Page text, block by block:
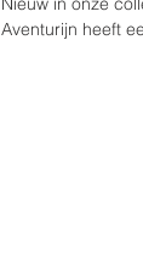
Aventurijn heeft